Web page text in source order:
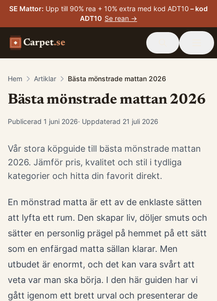
SE Mattor: Upp till 90% rea + 10% extra med kod ADT10 – kod
ADT10 Se rean →
Carpet.se
Hem Artiklar Bästa mönstrade mattan 2026
Bästa mönstrade mattan 2026
Publicerad 1 juni 2026· Uppdaterad 21 juli 2026
Vår stora köpguide till bästa mönstrade mattan
2026. Jämför pris, kvalitet och stil i tydliga
kategorier och hitta din favorit direkt.
En mönstrad matta är ett av de enklaste sätten
att lyfta ett rum. Den skapar liv, döljer smuts och
sätter en personlig prägel på hemmet på ett sätt
som en enfärgad matta sällan klarar. Men
utbudet är enormt, och det kan vara svårt att
veta var man ska börja. I den här guiden har vi
gått igenom ett brett urval och presenterar de